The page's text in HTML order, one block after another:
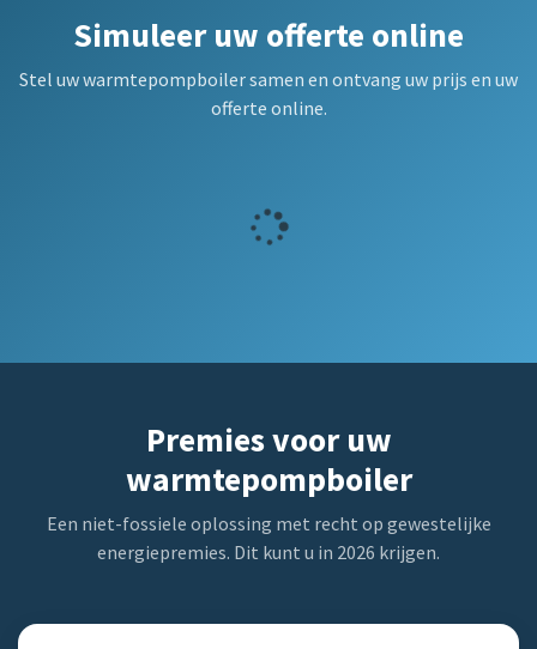
Simuleer uw offerte online
Stel uw warmtepompboiler samen en ontvang uw prijs en uw
offerte online.
Premies voor uw
warmtepompboiler
Een niet-fossiele oplossing met recht op gewestelijke
energiepremies. Dit kunt u in 2026 krijgen.